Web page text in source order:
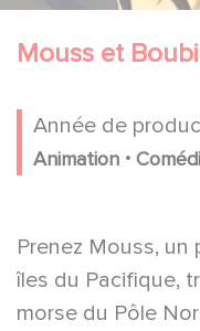
Mouss et
Année de
Animation .
Prenez Mouss,
îles du Pacifique,
morse du Pôle